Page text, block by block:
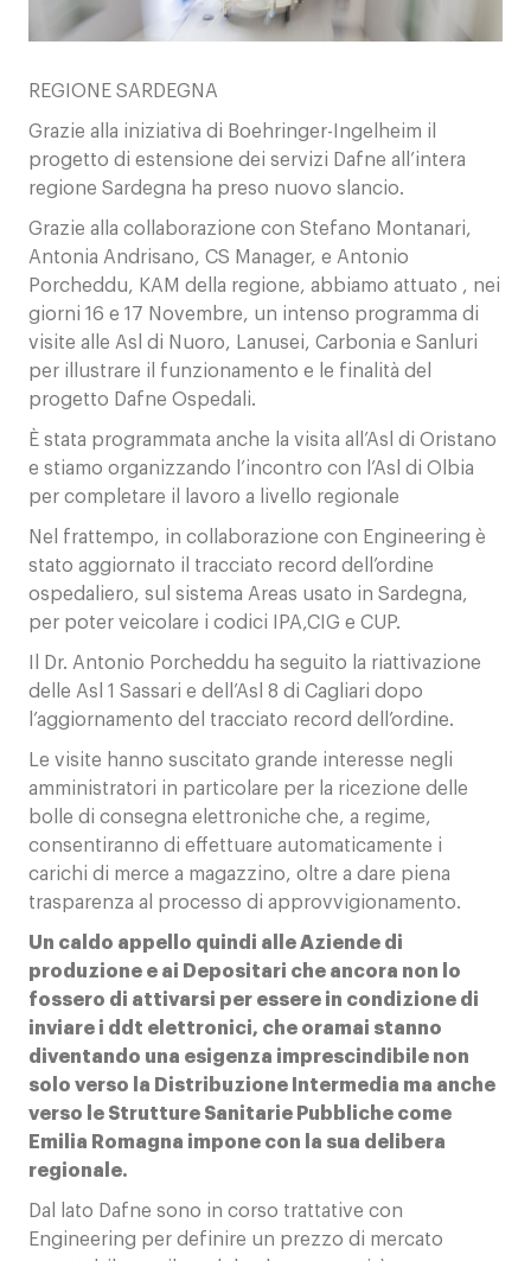
Contatti
REGIONE SARDEGNA
Grazie alla iniziativa di Boehringer-Ingelheim il
progetto di estensione dei servizi Dafne all’intera
regione Sardegna ha preso nuovo slancio.
Grazie alla collaborazione con Stefano Montanari,
Antonia Andrisano, CS Manager, e Antonio
Porcheddu, KAM della regione, abbiamo attuato , nei
giorni 16 e 17 Novembre, un intenso programma di
visite alle Asl di Nuoro, Lanusei, Carbonia e Sanluri
per illustrare il funzionamento e le finalità del
progetto Dafne Ospedali.
È stata programmata anche la visita all’Asl di Oristano
e stiamo organizzando l’incontro con l’Asl di Olbia
per completare il lavoro a livello regionale
Nel frattempo, in collaborazione con Engineering è
stato aggiornato il tracciato record dell’ordine
ospedaliero, sul sistema Areas usato in Sardegna,
per poter veicolare i codici IPA,CIG e CUP.
Il Dr. Antonio Porcheddu ha seguito la riattivazione
delle Asl 1 Sassari e dell’Asl 8 di Cagliari dopo
l’aggiornamento del tracciato record dell’ordine.
Le visite hanno suscitato grande interesse negli
amministratori in particolare per la ricezione delle
bolle di consegna elettroniche che, a regime,
consentiranno di effettuare automaticamente i
carichi di merce a magazzino, oltre a dare piena
trasparenza al processo di approvvigionamento.
Un caldo appello quindi alle Aziende di
produzione e ai Depositari che ancora non lo
fossero di attivarsi per essere in condizione di
inviare i ddt elettronici, che oramai stanno
diventando una esigenza imprescindibile non
solo verso la Distribuzione Intermedia ma anche
verso le Strutture Sanitarie Pubbliche come
Emilia Romagna impone con la sua delibera
regionale.
Dal lato Dafne sono in corso trattative con
Engineering per definire un prezzo di mercato